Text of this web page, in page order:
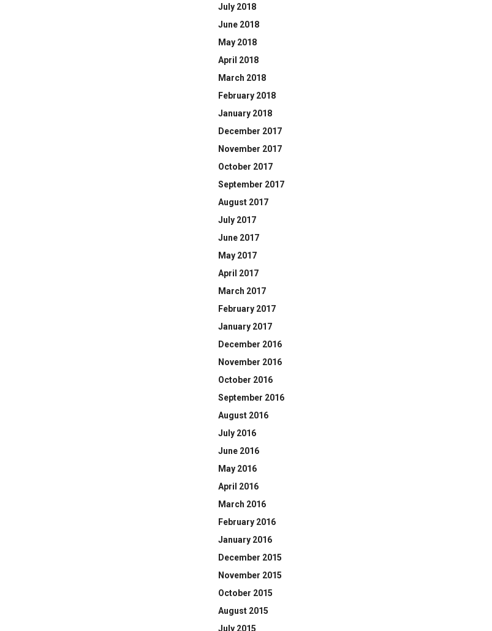
July 2018
June 2018
May 2018
April 2018
March 2018
February 2018
January 2018
December 2017
November 2017
October 2017
September 2017
August 2017
July 2017
June 2017
May 2017
April 2017
March 2017
February 2017
January 2017
December 2016
November 2016
October 2016
September 2016
August 2016
July 2016
June 2016
May 2016
April 2016
March 2016
February 2016
January 2016
December 2015
November 2015
October 2015
August 2015
July 2015